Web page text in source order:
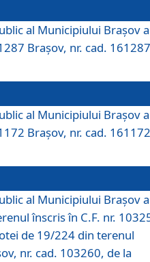
al Municipiului Braşov a
Brașov, nr. cad.
al Municipiului Braşov a
Brașov, nr. cad.
al Municipiului Braşov a
înscris în C.F. nr.
de 19/224 din terenul
nr. cad. 103260, de la